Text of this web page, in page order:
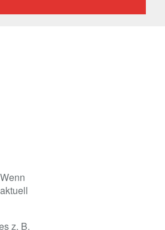
z. B.